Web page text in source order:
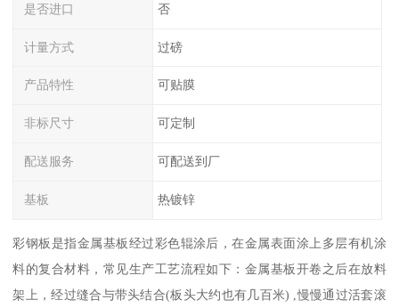
是否进口 否
计量方式 过磅
产品特性 可贴膜
非标尺寸 可定制
配送服务 可配送到厂
基板 热镀锌
彩钢板是指金属基板经过彩色辊涂后，在金属表面涂上多层有机涂
料的复合材料，常见生产工艺流程如下：金属基板开卷之后在放料
架上，经过缝合与带头结合(板头大约也有几百米) ,慢慢通过活套滚